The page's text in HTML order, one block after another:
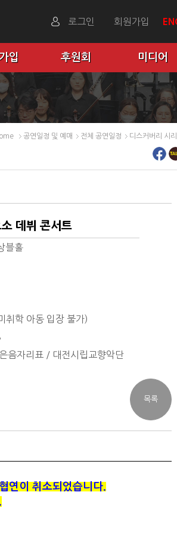
로그인 회원가입
입 후원회 미디어
공연일정 및 예매 전체 공연일정 디스커버리 시
데뷔 콘서트
블홀
취학 아동 입장 불가)
음자리표 / 대전시립교향악단
연이 취소되었습니다.